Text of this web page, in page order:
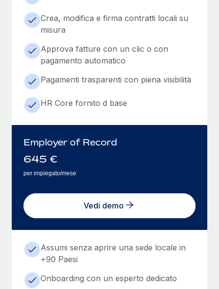
Crea, modifica e firma contratti locali su
misura
Approva fatture con un clic o con
pagamento automatico
Pagamenti trasparenti con piena visibilità
HR Core fornito d base
Employer of Record
645 €
per impiegato/mese
Vedi demo
Assumi senza aprire una sede locale in
+90 Paesi
Onboarding con un esperto dedicato